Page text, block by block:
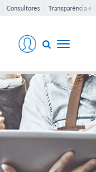
Consultores Transparência e
Toggle